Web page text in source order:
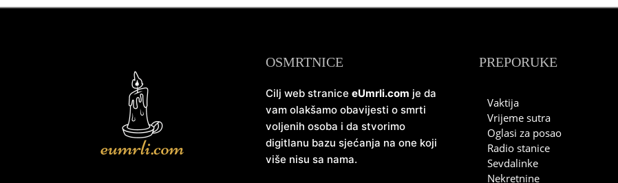
OSMRTNICE
Cilj web stranice eUmrli.com je da
vam olakšamo obavijesti o smrti
voljenih osoba i da stvorimo
digitlanu bazu sjećanja na one koji
više nisu sa nama.
PREPORUKE
Vaktija
Vrijeme sutra
Oglasi za posao
Radio stanice
Sevdalinke
Nekretnine